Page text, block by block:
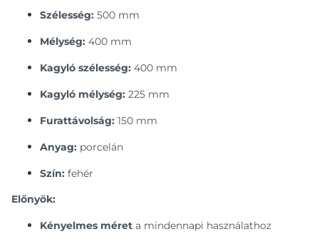
Szélesség: 500 mm
Mélység: 400 mm
Kagyló szélesség: 400 mm
Kagyló mélység: 225 mm
Furattávolság: 150 mm
Anyag: porcelán
Szín: fehér
Előnyök:
Kényelmes méret a mindennapi használathoz